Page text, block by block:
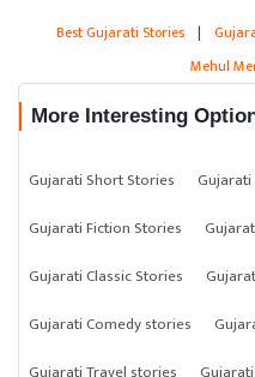
Best Gujarati Stories |
Mehul
More Interesting
Gujarati Short Stories
Gujarati Fiction Stories
Gujarati Classic Stories
Gujarati Comedy stories